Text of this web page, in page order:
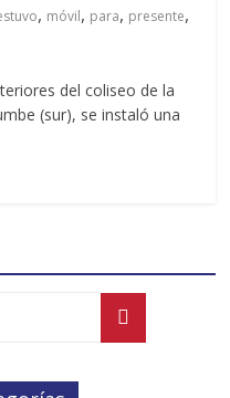
, móvil, para, presente,
del coliseo de la
(sur), se instaló una